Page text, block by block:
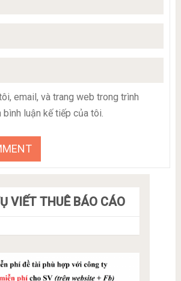
email, và trang web trong trình
bình luận kế tiếp của tôi.
VIẾT THUÊ BÁO CÁO